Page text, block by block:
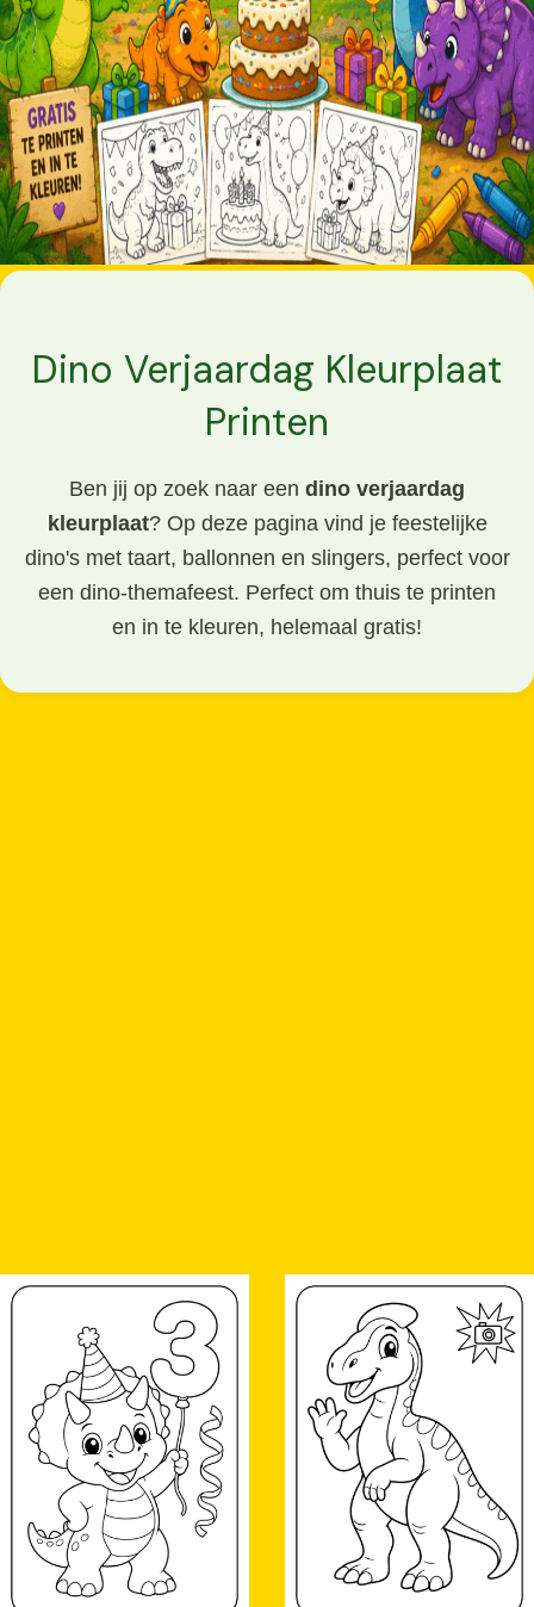
Dino Verjaardag Kleurplaat
Printen
Ben jij op zoek naar een dino verjaardag
kleurplaat? Op deze pagina vind je feestelijke
dino's met taart, ballonnen en slingers, perfect voor
een dino-themafeest. Perfect om thuis te printen
en in te kleuren, helemaal gratis!